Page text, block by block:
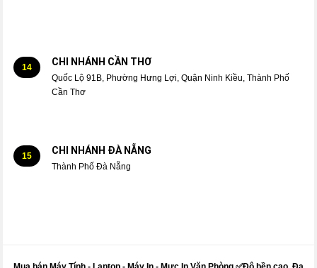
14 CHI NHÁNH CẦN THƠ
Quốc Lộ 91B, Phường Hưng Lợi, Quận Ninh Kiều, Thành Phố
Cần Thơ
15 CHI NHÁNH ĐÀ NẴNG
Thành Phố Đà Nẵng